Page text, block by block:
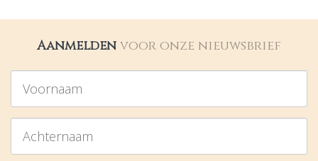
Aanmelden voor onze nieuwsbrief